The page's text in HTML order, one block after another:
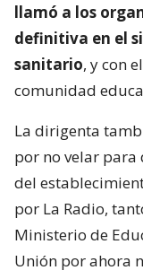
llamó a los
definitiva en el
sanitario, y con
comunidad
La dirigenta
por no velar
del
por La Radio,
Ministerio de
Unión por ahora